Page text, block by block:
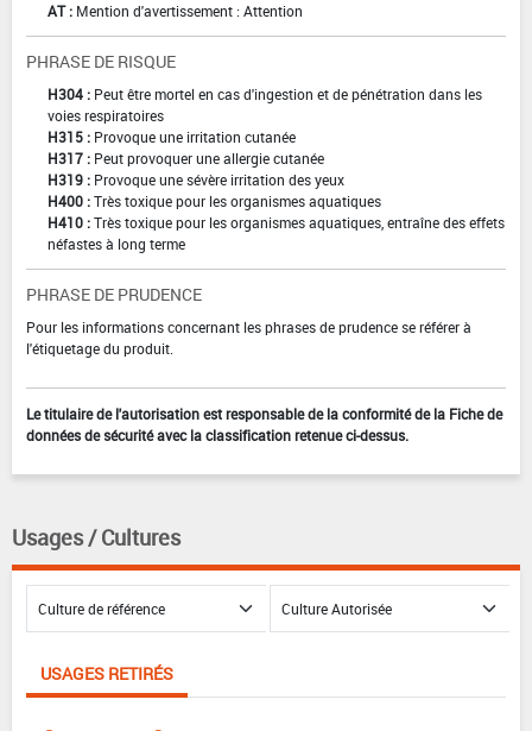
AT : Mention d'avertissement : Attention
PHRASE DE RISQUE
H304 : Peut être mortel en cas d'ingestion et de pénétration dans les
voies respiratoires
H315 : Provoque une irritation cutanée
H317 : Peut provoquer une allergie cutanée
H319 : Provoque une sévère irritation des yeux
H400 :Très toxique pour les organismes aquatiques
H410 :Très toxique pour les organismes aquatiques, entraîne des effets
néfastes à long terme
PHRASE DE PRUDENCE
Pour les informations concernant les phrases de prudence se référer à
l'étiquetage du produit.
Le titulaire de l'autorisation est responsable de la conformité de la Fiche de
données de sécurité avec la classification retenue ci-dessus.
Usages / Cultures
USAGES RETIRÉS